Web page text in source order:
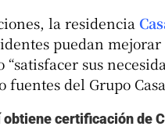
la residencia
puedan
sus
fuentes del Grupo
certificación de